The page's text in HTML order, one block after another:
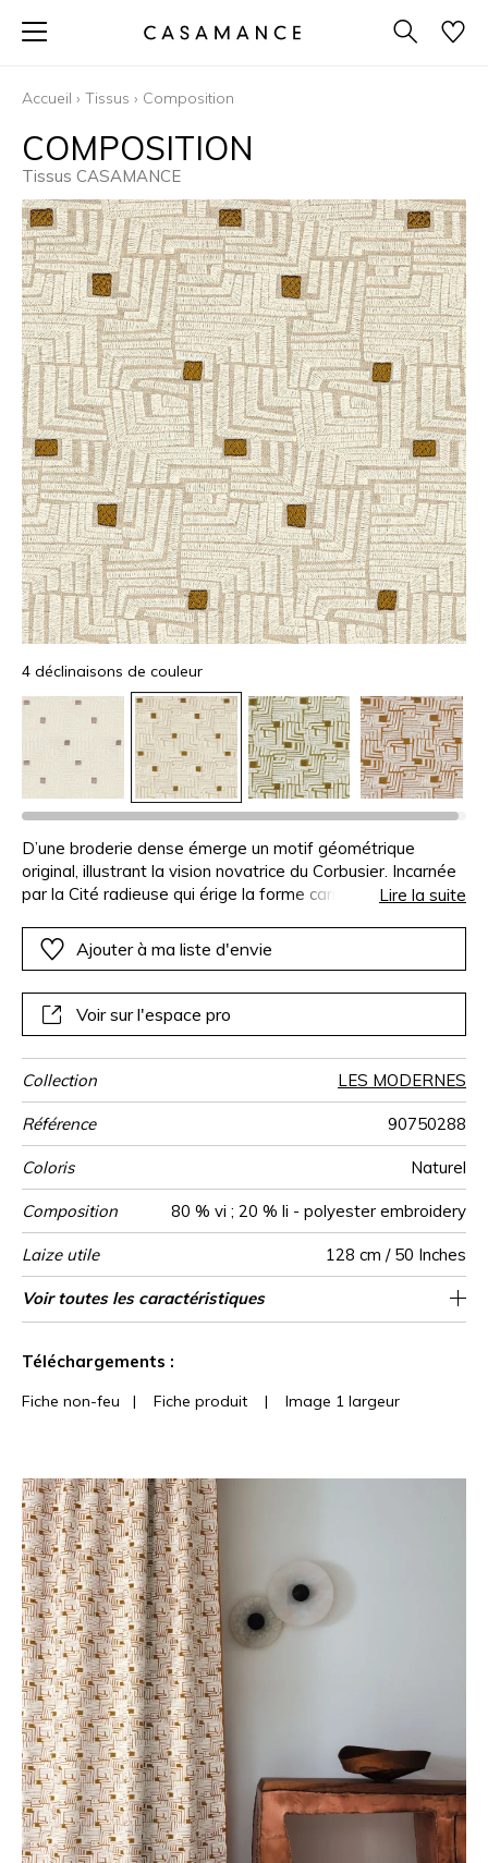
Accueil › Tissus › Composition
COMPOSITION
Tissus CASAMANCE
4 déclinaisons de couleur
D’une broderie dense émerge un motif géométrique
original, illustrant la vision novatrice du Corbusier. Incarnée
par la Cité radieuse qui érige la forme carrée en principe
naturel, composée de viscose et de lin. Brodée d’un fil de
polyester mat blanc et d’un fil de viscose satiné, elle
remarquable.
Lire la suite
Ajouter à ma liste d'envie
Voir sur l'espace pro
Collection LES MODERNES
Référence 90750288
Coloris Naturel
Composition 80 % vi ; 20 % li - polyester embroidery
Laize utile 128 cm / 50 Inches
Raccord Raccord droit
Sens De large
Poids g/m² 496
Performance
Accoustique
aw - 0.15
Usage
Entretien
Pays d'origine Inde
Rapport
Horizontal
16 cm / 6 Inches
Rapport
Vertical
19 cm / 7 Inches
Caractéristiques
Outdoor
Voir toutes les caractéristiques
Téléchargements :
Fiche non-feu | Fiche produit | Image 1 largeur